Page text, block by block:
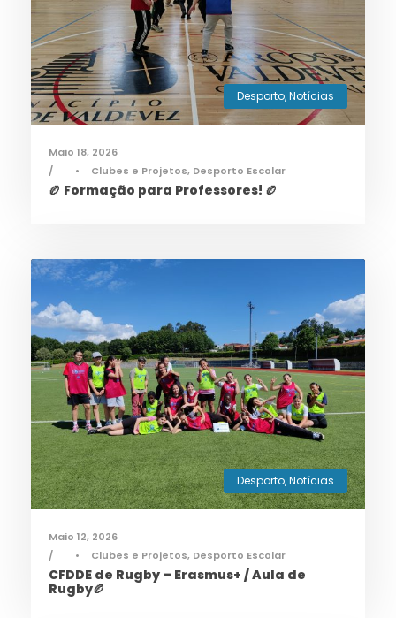
Desporto,Notícias
Maio 18, 2026
•
Clubes e Projetos, Desporto Escolar
🏉 Formação para Professores! 🏉
Desporto,Notícias
Maio 12, 2026
•
Clubes e Projetos, Desporto Escolar
CFDDE de Rugby – Erasmus+ / Aula de
Rugby🏉